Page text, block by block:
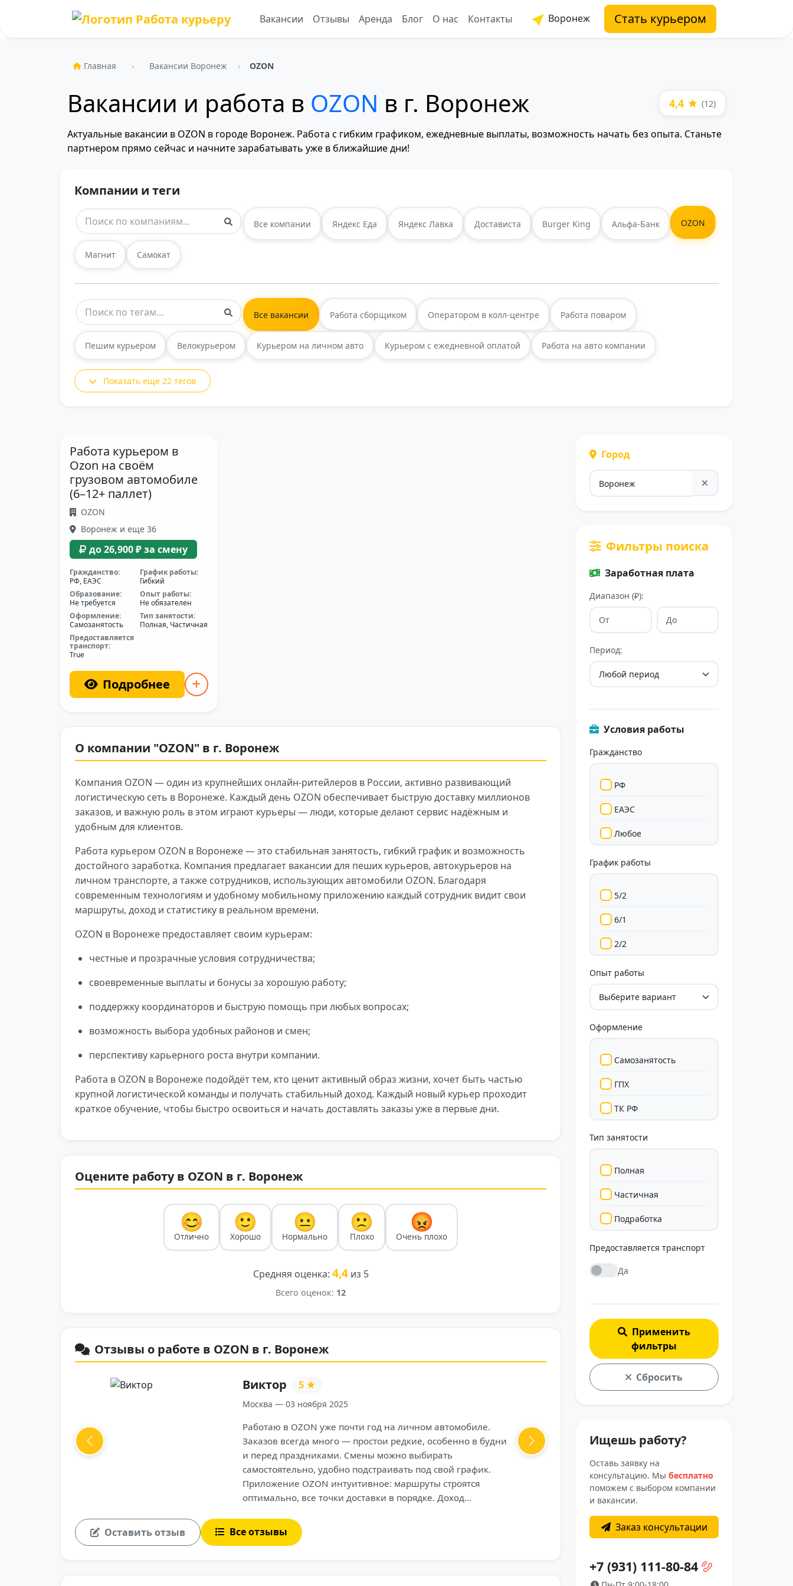
Вакансии Отзывы Аренда Блог О нас Контакты Воронеж Стать курьером
Главная Вакансии Воронеж OZON
Вакансии и работа в OZON в г. Воронеж 4,4 (12)
Актуальные вакансии в OZON в городе Воронеж. Работа с гибким графиком, ежедневные выплаты, возможность начать без опыта. Станьте
партнером прямо сейчас и начните зарабатывать уже в ближайшие дни!
Компании и теги
Все компании Яндекс Еда Яндекс Лавка Достависта Burger King Альфа-Банк OZON
Магнит Самокат
Все вакансии Работа сборщиком Оператором в колл-центре Работа поваром
Пешим курьером Велокурьером Курьером на личном авто Курьером с ежедневной оплатой Работа на авто компании
Показать еще 22 тегов
Город
Фильтры поиска
Заработная плата
Диапазон (₽):
Период:
Условия работы
Гражданство
РФ
ЕАЭС
Любое
График работы
5/2
6/1
2/2
Гибкий
Свободный
Опыт работы
Оформление
Самозанятость
ГПХ
ТК РФ
Тип занятости
Полная
Частичная
Подработка
Предоставляется транспорт
Да
Применить
фильтры
Сбросить
Ищешь работу?
Оставь заявку на
консультацию. Мы бесплатно
поможем с выбором компании
и вакансии.
Заказ консультации
+7 (931) 111-80-84
Работа курьером в
Ozon на своём
грузовом автомобиле
(6–12+ паллет)
OZON
Воронеж и еще 36
до 26,900 ₽ за смену
Гражданство:
РФ, ЕАЭС
График работы:
Гибкий
Образование:
Не требуется
Опыт работы:
Не обязателен
Оформление:
Самозанятость
Тип занятости:
Полная, Частичная
Предоставляется
транспорт:
True
Подробнее
О компании "OZON" в г. Воронеж
Компания OZON — один из крупнейших онлайн-ритейлеров в России, активно развивающий
логистическую сеть в Воронеже. Каждый день OZON обеспечивает быструю доставку миллионов
заказов, и важную роль в этом играют курьеры — люди, которые делают сервис надёжным и
удобным для клиентов.
Работа курьером OZON в Воронеже — это стабильная занятость, гибкий график и возможность
достойного заработка. Компания предлагает вакансии для пеших курьеров, автокурьеров на
личном транспорте, а также сотрудников, использующих автомобили OZON. Благодаря
современным технологиям и удобному мобильному приложению каждый сотрудник видит свои
маршруты, доход и статистику в реальном времени.
OZON в Воронеже предоставляет своим курьерам:
честные и прозрачные условия сотрудничества;
своевременные выплаты и бонусы за хорошую работу;
поддержку координаторов и быструю помощь при любых вопросах;
возможность выбора удобных районов и смен;
перспективу карьерного роста внутри компании.
Работа в OZON в Воронеже подойдёт тем, кто ценит активный образ жизни, хочет быть частью
крупной логистической команды и получать стабильный доход. Каждый новый курьер проходит
краткое обучение, чтобы быстро освоиться и начать доставлять заказы уже в первые дни.
Оцените работу в OZON в г. Воронеж
😊
Отлично
🙂
Хорошо
😐
Нормально
🙁
Плохо
😡
Очень плохо
Средняя оценка: 4,4из 5
Всего оценок: 12
Отзывы о работе в OZON в г. Воронеж
на личном автомобиле.
редкие, особенно в будни
можно выбирать
Нравится, что выплаты
Иногда бывают
Илья
Москва — 03 ноября 2025
Работаю курьером OZON по системе самозанятости уже 8
месяцев. Для меня это отличный вариант — сам выбираю
смены, район и время начала работы. Доход зависит от
активности, но даже при 4–5 сменах в неделю получается
неплохой результат. Нравится, что в приложении всё
автоматизировано: не нужно звонить диспетчеру, всё
счёт моментально после закрытия смены. Поддержка
работает адекватно, реагирует быстро. На складе всегда
Previous Next
Оставить отзыв Все отзывы